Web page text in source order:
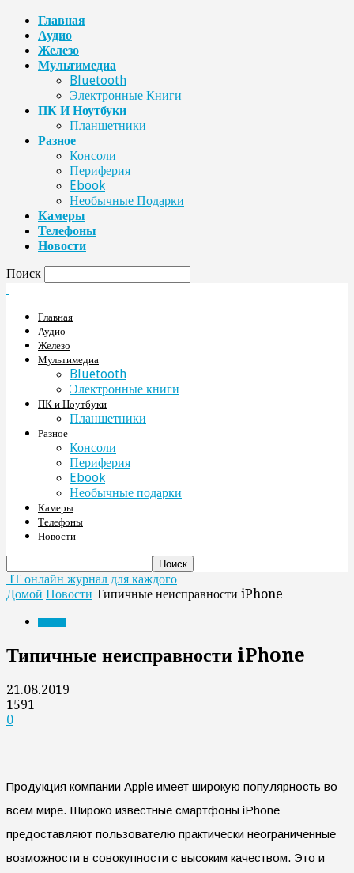
Главная
Аудио
Железо
Мультимедиа
Bluetooth
Электронные Книги
ПК И Ноутбуки
Планшетники
Разное
Консоли
Периферия
Ebook
Необычные Подарки
Камеры
Телефоны
Новости
Поиск
Главная
Аудио
Железо
Мультимедиа
Bluetooth
Электронные книги
ПК и Ноутбуки
Планшетники
Разное
Консоли
Периферия
Ebook
Необычные подарки
Камеры
Телефоны
Новости
IT онлайн журнал для каждого
Домой Новости Типичные неисправности iPhone
Типичные неисправности iPhone
21.08.2019
1591
0
Продукция компании Apple имеет широкую популярность во
всем мире. Широко известные смартфоны iPhone
предоставляют пользователю практически неограниченные
возможности в совокупности с высоким качеством. Это и